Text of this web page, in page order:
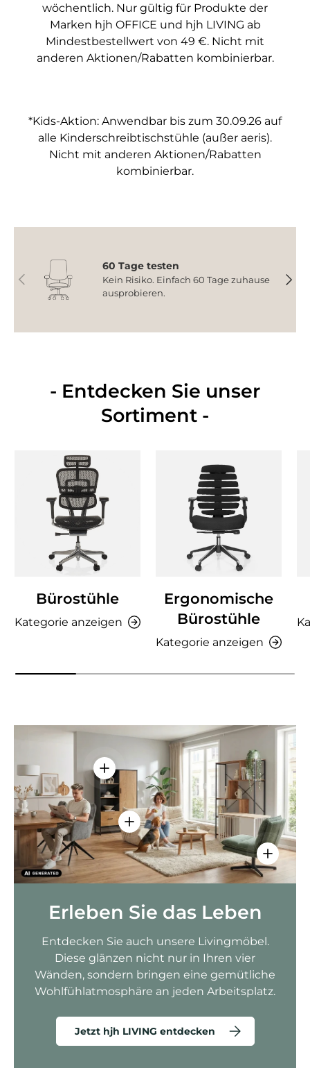
wöchentlich. Nur gültig für Produkte der
Marken hjh OFFICE und hjh LIVING ab
Mindestbestellwert von 49 €. Nicht mit
anderen Aktionen/Rabatten kombinierbar.
*Kids-Aktion: Anwendbar bis zum 30.09.26 auf
alle Kinderschreibtischstühle (außer aeris).
Nicht mit anderen Aktionen/Rabatten
kombinierbar.
Vorherige
60 Tage testen
Kein Risiko. Einfach 60 Tage zuhause
ausprobieren.
- Entdecken Sie unser
Sortiment -
Bürostühle
Kategorie anzeigen
Ergonomische
Bürostühle
Kategorie anzeigen
Einzelheiten anzeigen - AMIO H -
Einzelheiten anzeigen - Sitzolo 2
Erleben Sie das Leben
Entdecken Sie auch unsere Livingmöbel.
Diese glänzen nicht nur in Ihren vier
Wänden, sondern bringen eine gemütliche
Wohlfühlatmosphäre an jeden Arbeitsplatz.
Jetzt hjh LIVING entdecken